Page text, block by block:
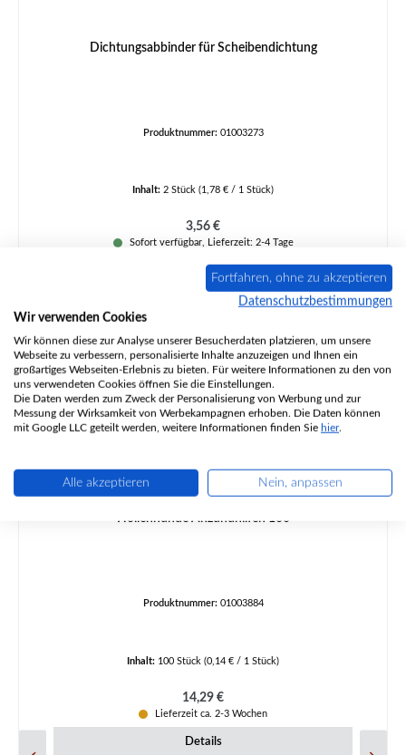
Dichtungsabbinder für Scheibendichtung
Produktnummer: 01003273
Inhalt: 2 Stück (1,78 € / 1 Stück)
Regulärer Preis:
3,56 €
Sofort verfügbar, Lieferzeit: 2-4 Tage
Details
Höllenhunde Anzündhilfen 100
Produktnummer: 01003884
Inhalt: 100 Stück (0,14 € / 1 Stück)
Regulärer Preis:
14,29 €
Lieferzeit ca. 2-3 Wochen
Details
Fortfahren, ohne zu akzeptieren
Datenschutzbestimmungen
Wir verwenden Cookies
Wir können diese zur Analyse unserer Besucherdaten platzieren, um unsere
Webseite zu verbessern, personalisierte Inhalte anzuzeigen und Ihnen ein
großartiges Webseiten-Erlebnis zu bieten. Für weitere Informationen zu den von
uns verwendeten Cookies öffnen Sie die Einstellungen.
Die Daten werden zum Zweck der Personalisierung von Werbung und zur
Messung der Wirksamkeit von Werbekampagnen erhoben. Die Daten können
mit Google LLC geteilt werden, weitere Informationen finden Sie hier.
Alle akzeptieren Nein, anpassen